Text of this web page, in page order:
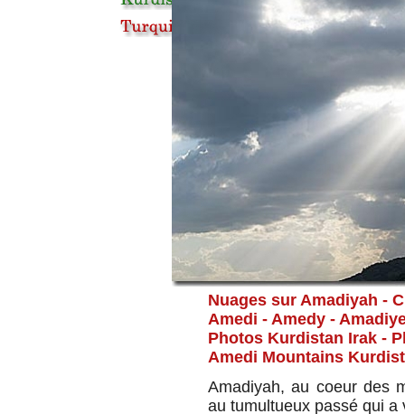
Nuages sur Amadiyah -
Amedi - Amedy -
Photos Kurdistan Irak -
Amedi Mountains
Amadiyah, au coeur des
au tumultueux passé qui